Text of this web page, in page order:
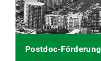
Postdoc-Förderung